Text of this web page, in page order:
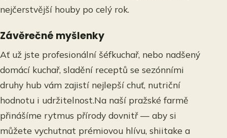
nejčerstvější houby po celý rok.
Závěrečné myšlenky
Ať už jste profesionální šéfkuchař, nebo nadšený
domácí kuchař, sladění receptů se sezónními
druhy hub vám zajistí nejlepší chuť, nutriční
hodnotu i udržitelnost.Na naší pražské farmě
přinášíme rytmus přírody dovnitř — aby si
můžete vychutnat prémiovou hlívu, shiitake a